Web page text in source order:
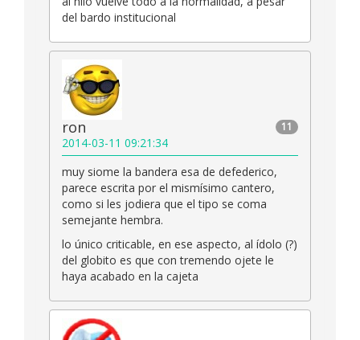
del bardo institucional
11
ron
2014-03-11 09:21:34
muy siome la bandera esa de defederico,
parece escrita por el mismísimo cantero,
como si les jodiera que el tipo se coma
semejante hembra.
lo único criticable, en ese aspecto, al ídolo (?)
del globito es que con tremendo ojete le
haya acabado en la cajeta